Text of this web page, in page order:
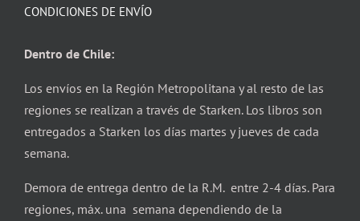
CONDICIONES DE ENVÍO
Dentro de Chile:
Los envíos en la Región Metropolitana y al resto de las
regiones se realizan a través de Starken. Los libros son
entregados a Starken los días martes y jueves de cada
semana.
Demora de entrega dentro de la R.M. entre 2-4 días. Para
regiones, máx. una semana dependiendo de la